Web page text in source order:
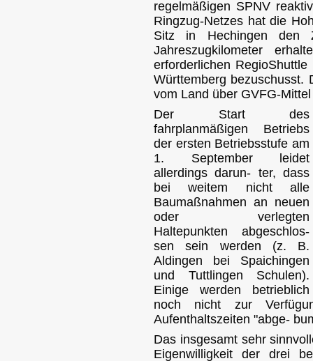
regelmäßigen SPNV
Ringzug-Netzes hat die
Sitz in Hechingen den
Jahreszugkilometer
erforderlichen
Württemberg bezuschusst.
vom Land über GVFG-
Der Start des
fahrplanmäßigen Betriebs
der ersten Betriebsstufe am
1. September leidet
allerdings darun- ter, dass
bei weitem nicht alle
Baumaßnahmen an neuen
oder verlegten
Haltepunkten abgeschlos-
sen sein werden (z. B.
Aldingen bei Spaichingen
und Tuttlingen Schulen).
Einige werden betrieblich
noch nicht zur
Aufenthaltszeiten "abge-
Das insgesamt sehr
Eigenwilligkeit der drei